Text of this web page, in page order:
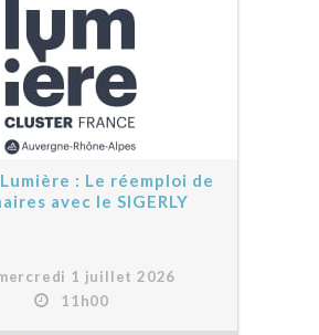
: Le réemploi de
avec le SIGERLY
1 juillet 2026
11h00